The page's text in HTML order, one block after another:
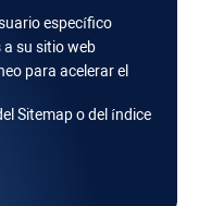
específico
a su sitio web
para acelerar el
Sitemapo del índice